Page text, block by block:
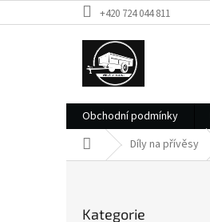
na
+420 724 044 811
Obchodní podmínky
Domů Díly na přívěsy
kategorie
Kategorie